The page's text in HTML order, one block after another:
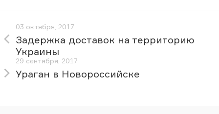
03 октября, 2017
Задержка доставок на территорию
Украины
29 сентября, 2017
Ураган в Новороссийске